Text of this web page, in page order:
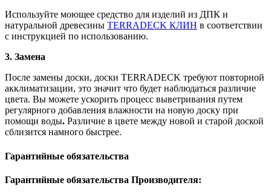
Используйте моющее средство для изделий из ДПК и
натуральной древесины TERRADECK КЛИН в соответствии
с инструкцией по использованию.
3. Замена
После замены доски, доски TERRADECK требуют повторной
акклиматизации, это значит что будет наблюдаться различие
цвета. Вы можете ускорить процесс выветривания путем
регулярного добавления влажности на новую доску при
помощи воды. Различие в цвете между новой и старой доской
сблизится намного быстрее.
Гарантийные обязательства
Гарантийные обязательства Производителя: